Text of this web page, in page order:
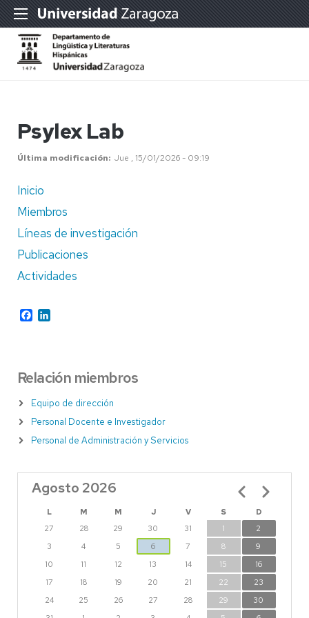
Psylex Lab
Última modificación Jue , 15/01/2026 - 09:19
Inicio
Miembros
Líneas de investigación
Publicaciones
Actividades
Facebook
Relación miembros
Equipo de dirección
Personal Docente e Investigador
Personal de Administración y Servicios
Agosto 2026
L M M J V S
D
27
28 29 30 31 1
2
3
4 5 6 7 8
9
10
11 12 13 14 15
16
17
18 19 20 21 22
23
24
25 26 27 28 29
30
Paginación